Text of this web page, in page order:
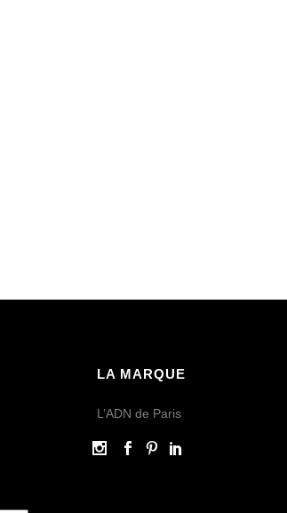
LA MARQUE
L’ADN de Paris